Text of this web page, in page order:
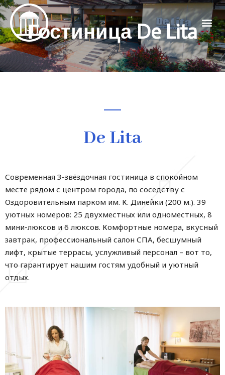
Гостиница De Lita
De Lita
Современная 3-звёздочная гостиница в спокойном
месте рядом с центром города, по соседству с
Оздоровительным парком им. К. Динейки (200 м.). 39
уютных номеров: 25 двухместных или одноместных, 8
мини-люксов и 6 люксов. Комфортные номера, вкусный
завтрак, профессиональный салон СПА, бесшумный
лифт, крытые террасы, услужливый персонал – вот то,
что гарантирует нашим гостям удобный и уютный
отдых.